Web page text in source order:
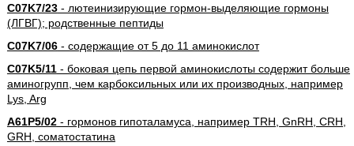
C07K7/23- лютеинизирующие гормон-выделяющие гормоны
(ЛГВГ); родственные пептиды
C07K7/06- содержащие от 5 до 11 аминокислот
C07K5/11- боковая цепь первой аминокислоты содержит больше
аминогрупп, чем карбоксильных или их производных, например
Lys, Arg
A61P5/02- гормонов гипоталамуса, например TRH, GnRH, CRH,
GRH, соматостатина